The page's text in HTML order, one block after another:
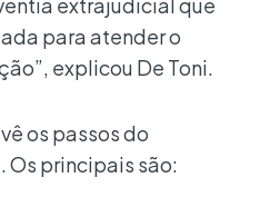
para atender o
explicou De Toni.
os passos do
principais são: